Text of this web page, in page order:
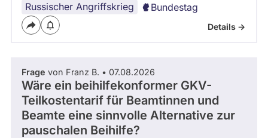
Russischer Angriffskrieg Bundestag
Details ->
Frage von Franz B. • 07.08.2026
Wäre ein beihilfekonformer GKV-
Teilkostentarif für Beamtinnen und
Beamte eine sinnvolle Alternative zur
pauschalen Beihilfe?